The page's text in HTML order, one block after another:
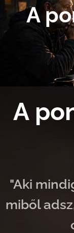
A
A
"Aki
miből